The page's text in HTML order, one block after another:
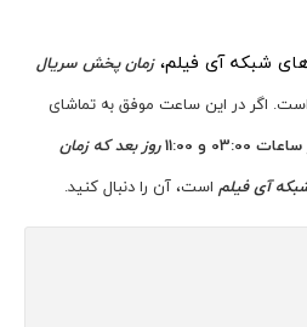
شبکه آی فیلم،زمان پخش سریال
است. اگر در این ساعت موفق به تماشای
ساعات 03:00 و 11:00
روز بعد که زمان
آی فیلم است، آن را دنبال کنید.